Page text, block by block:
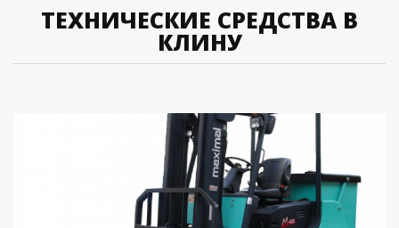
ТЕХНИЧЕСКИЕ СРЕДСТВА В
КЛИНУ